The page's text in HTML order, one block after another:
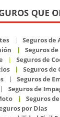
QUE
Seguros de
Seguros
Seguros de
Seguros de
Seguros de
Seguros de
Seguros
por Días